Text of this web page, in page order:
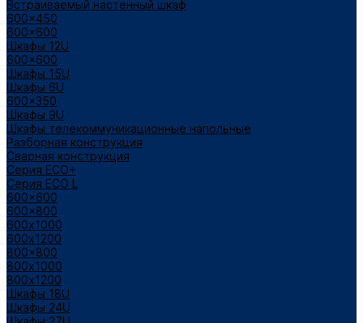
Встраиваемый настенный шкаф
600x450
600x600
Шкафы 12U
600x600
Шкафы 15U
Шкафы 6U
600x350
Шкафы 9U
Шкафы телекоммуникационные напольные
Разборная конструкция
Сварная конструкция
Серия ECO+
Серия ECO L
600x600
600x800
600х1000
600х1200
800x800
800х1000
800х1200
Шкафы 18U
Шкафы 24U